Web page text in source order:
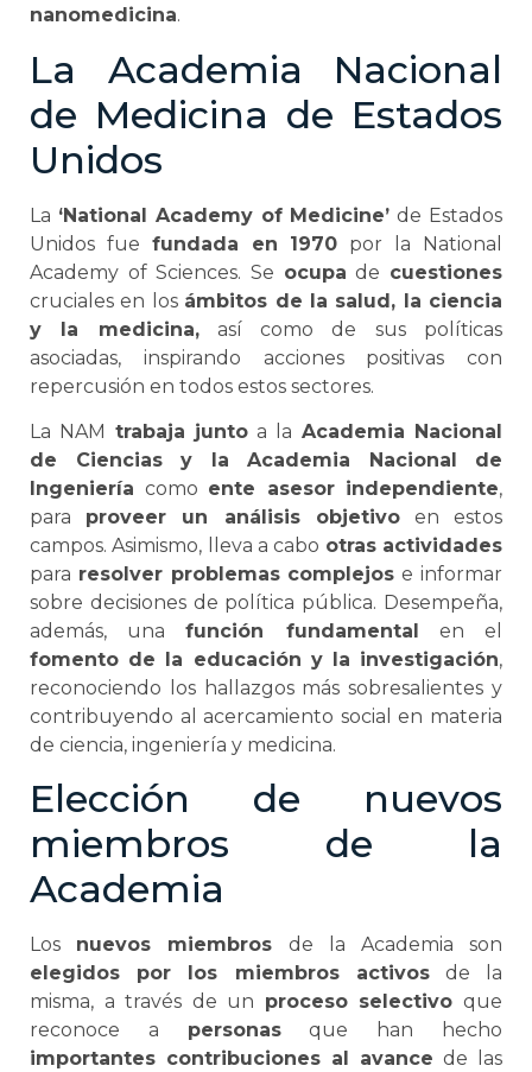
nanomedicina.
La Academia Nacional
de Medicina de Estados
Unidos
La ‘National Academy of Medicine’ de Estados
Unidos fue fundada en 1970 por la National
Academy of Sciences. Se ocupa de cuestiones
cruciales en los ámbitos de la salud, la ciencia
y la medicina,así como de sus políticas
asociadas, inspirando acciones positivas con
repercusión en todos estos sectores.
La NAM trabaja juntoa la Academia Nacional
de Ciencias y la Academia Nacional de
Ingeniería como ente asesor independiente,
para proveer un análisis objetivoen estos
campos. Asimismo, lleva a cabo otras actividades
para resolver problemas complejos e informar
sobre decisiones de política pública. Desempeña,
además, unafunción fundamental en el
fomento de la educación y la investigación,
reconociendo los hallazgos más sobresalientes y
contribuyendo al acercamiento social en materia
de ciencia, ingeniería y medicina.
Elección de nuevos
miembros de la
Academia
Los nuevos miembros de la Academia son
elegidos por los miembros activosde la
misma, a través de un proceso selectivo que
reconoce a personasque han hecho
importantes contribuciones al avance de las